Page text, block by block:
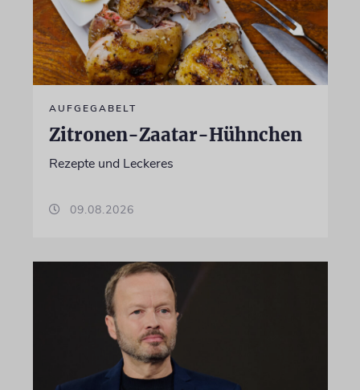
AUFGEGABELT
Zitronen-Zaatar-Hühnchen
Rezepte und Leckeres
09.08.2026